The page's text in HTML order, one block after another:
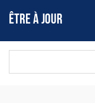
ÊTRE À JOUR